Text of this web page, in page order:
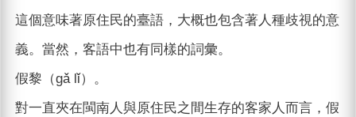
這個意味著原住民的臺語，大概也包含著人種歧視的意
義。當然，客語中也有同樣的詞彙。
假黎（gǎ lǐ）。
對一直夾在閩南人與原住民之間生存的客家人而言，假